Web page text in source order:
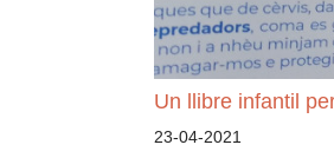
Un llibre infantil
23-04-2021